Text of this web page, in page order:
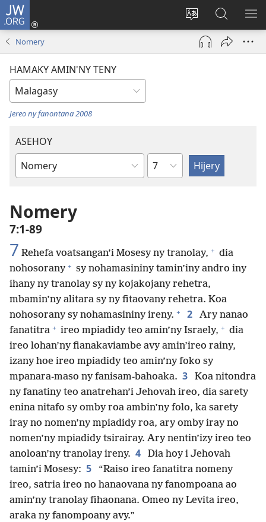
JW.ORG
Hiova
fiteny
Hiditra
(manokatra
rohy)
ato
Amin’ny
Nomery
HAMAKY AMIN'NY TENY
Jereo ny fanontana 2008
ASEHOY
Boky
Amin’ny
Baiboly
Toko
Nomery
7:1-89
7 Rehefa voatsangan’i Mosesy ny tranolay, + dia
nohosorany + sy nohamasininy tamin’iny andro iny
ihany ny tranolay sy ny kojakojany rehetra,
mbamin’ny alitara sy ny fitaovany rehetra. Koa
nohosorany sy nohamasininy ireny. + 2
Ary nanao
fanatitra + ireo mpiadidy teo amin’ny Israely, + dia
ireo lohan’ny fianakaviambe avy amin’ireo rainy,
izany hoe ireo mpiadidy teo amin’ny foko sy
mpanara-maso ny fanisam-bahoaka. 3
Koa nitondra
ny fanatiny teo anatrehan’i Jehovah ireo, dia sarety
enina nitafo sy omby roa ambin’ny folo, ka sarety
iray no nomen’ny mpiadidy roa, ary omby iray no
nomen’ny mpiadidy tsirairay. Ary nentin’izy ireo teo
anoloan’ny tranolay ireny. 4
Dia hoy i Jehovah
tamin’i Mosesy: 5
“Raiso ireo fanatitra nomeny
ireo, satria ireo no hanaovana ny fanompoana ao
amin’ny tranolay fihaonana. Omeo ny Levita ireo,
araka ny fanompoany avy.”